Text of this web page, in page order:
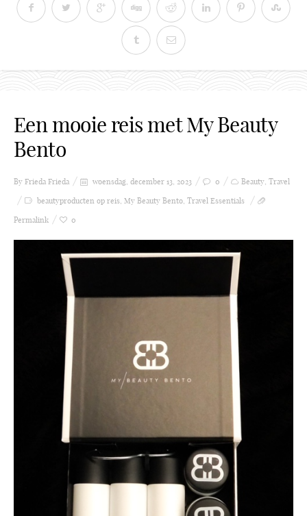
Een mooie reis met My Beauty
Bento
By Frieda Frieda woensdag, december 13, 2023 0 Beauty, Travel
beautyproducten op reis, My Beauty Bento, Travel Essentials
Permalink
0